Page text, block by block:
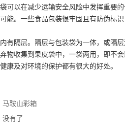
可以在减少运输安全风险中发挥重要
能。一些食品包装很牢固且有防伪标
有隔层。隔层与包装袋为一体，或隔
物收集到果皮袋中，一袋两用，即不
康及对环境的保护都有很大的好处。
马鞍山彩箱
没有了